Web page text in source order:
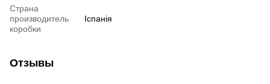
Страна
производитель
коробки
Іспанія
Отзывы